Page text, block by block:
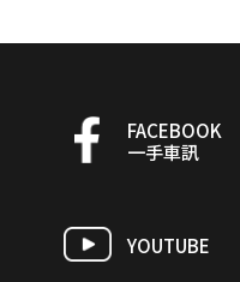
FACEBOOK
一手車訊
YOUTUBE